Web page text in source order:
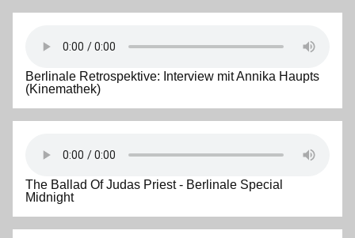
Berlinale Retrospektive: Interview mit Annika Haupts
(Kinemathek)
The Ballad Of Judas Priest - Berlinale Special
Midnight